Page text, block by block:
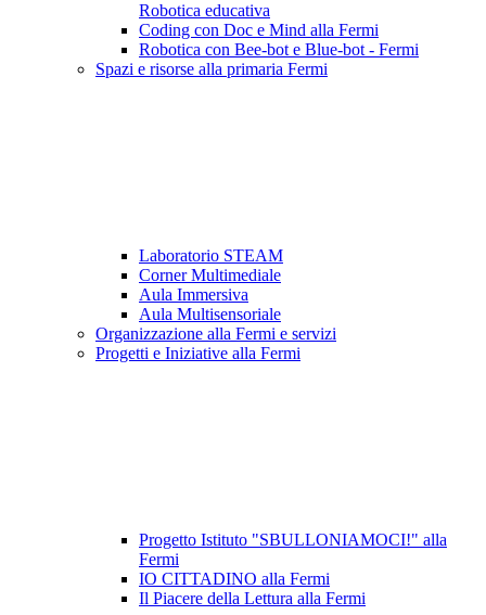
Robotica educativa
Coding con Doc e Mind alla Fermi
Robotica con Bee-bot e Blue-bot - Fermi
Spazi e risorse alla primaria Fermi
Laboratorio STEAM
Corner Multimediale
Aula Immersiva
Aula Multisensoriale
Organizzazione alla Fermi e servizi
Progetti e Iniziative alla Fermi
Progetto Istituto "SBULLONIAMOCI!" alla
Fermi
IO CITTADINO alla Fermi
Il Piacere della Lettura alla Fermi